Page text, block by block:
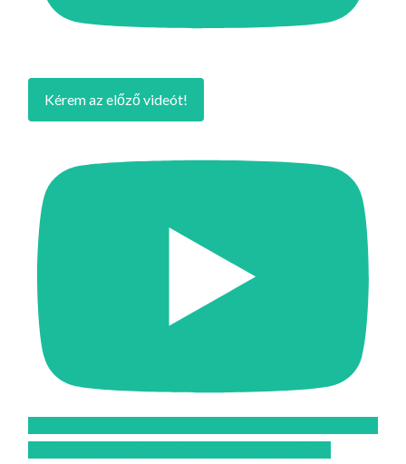
Kérem az előző videót!